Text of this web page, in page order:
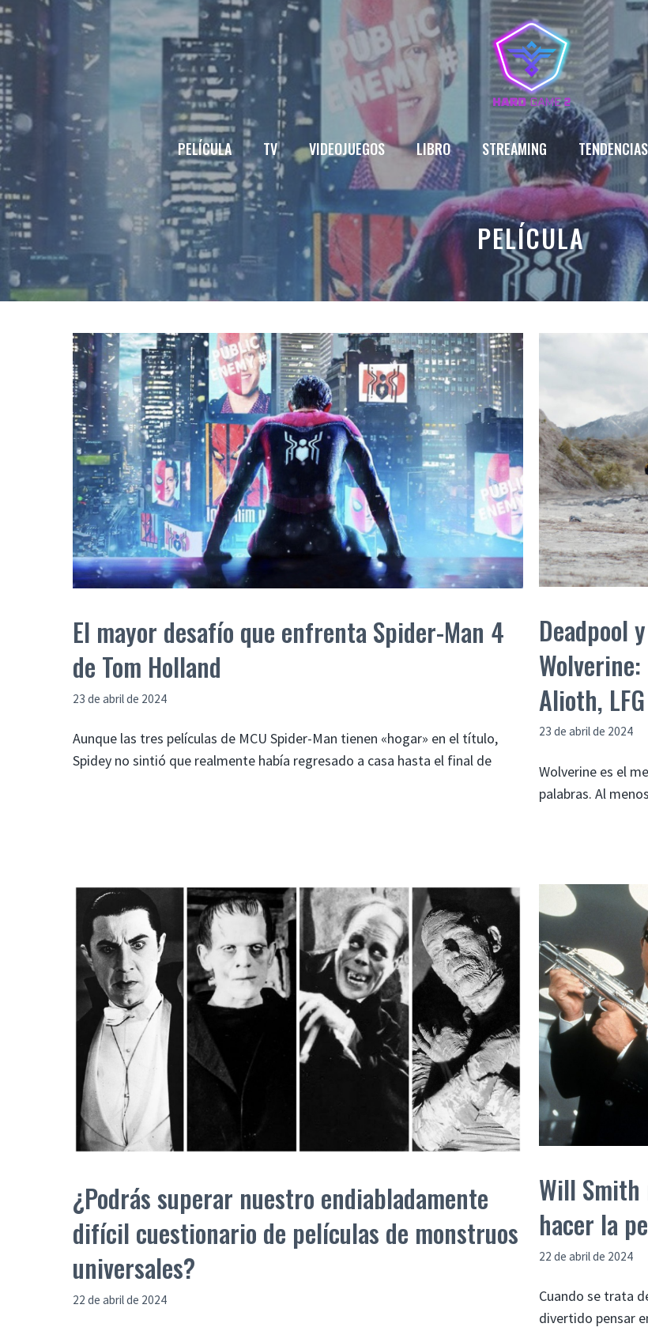
Saltar
al
contenido
PELÍCULA TV VIDEOJUEGOS LIBRO STREAMING TENDENCIAS
PELÍCULA
El mayor desafío que enfrenta Spider-Man 4
de Tom Holland
23 de abril de 2024
Aunque las tres películas de MCU Spider-Man tienen «hogar» en el título,
Spidey no sintió que realmente había regresado a casa hasta el final de
Deadpool
Alioth, LFG
23 de abril de 2024
Wolverine es el
palabras. Al
¿Podrás superar nuestro endiabladamente
difícil cuestionario de películas de monstruos
universales?
22 de abril de 2024
Will Smith
hacer la
22 de abril de 2024
Cuando se trata
divertido pensar